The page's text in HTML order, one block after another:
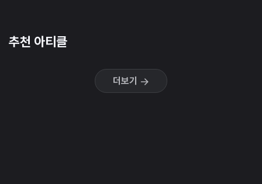
추천 아티클
더보기